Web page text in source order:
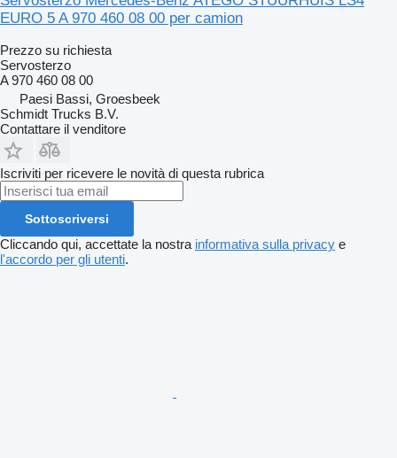
EURO 5 A 970 460 08 00 per camion
Prezzo su richiesta
Servosterzo
A 970 460 08 00
Paesi Bassi, Groesbeek
Schmidt Trucks B.V.
Contattare il venditore
Iscriviti per ricevere le novità di questa rubrica
Sottoscriversi
Cliccando qui, accettate la nostra informativa sulla privacy e
l'accordo per gli utenti.